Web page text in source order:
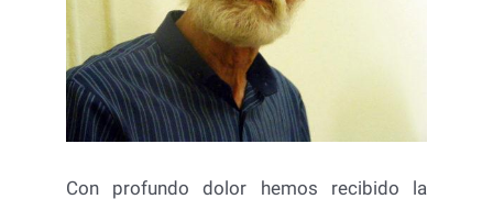
Con profundo dolor hemos recibido la